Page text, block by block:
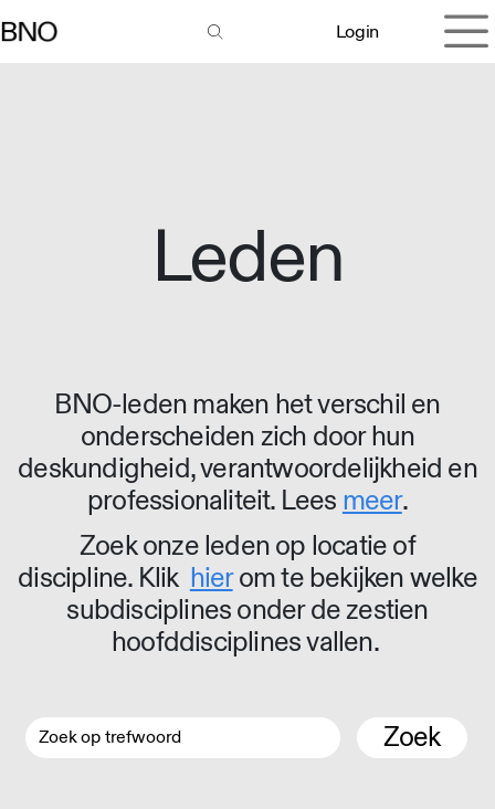
Login
Leden
BNO-leden maken het verschil en
onderscheiden zich door hun
deskundigheid, verantwoordelijkheid en
professionaliteit. Lees meer.
Zoek onze leden op locatie of
discipline. Klik hierom te bekijken welke
subdisciplines onder de zestien
hoofddisciplines vallen.
Zoek